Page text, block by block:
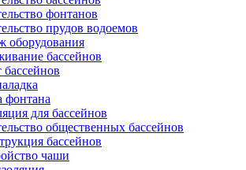
фонтанов
прудов водоемов
оборудования
бассейнов
фонтана
для бассейнов
общественных бассейнов
бассейнов
чаши